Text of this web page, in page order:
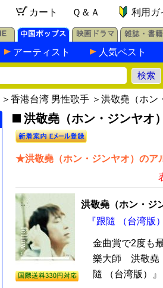
カート Ｑ＆Ａ 利用ガ
アーティスト 人気ベスト
＞ 香港台湾 男性歌手 ＞洪敬堯（ホン
洪敬堯（ホン・ジンヤオ
★洪敬堯（ホン・ジンヤオ）のア
洪敬堯（ホン・ジ
『跟隨 （台湾版
金曲賞で2度も
樂大師 洪敬堯
隨 （台湾版）